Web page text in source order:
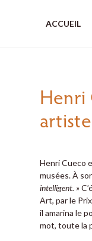
ACCUEIL
Henri
Henri Cueco
musées. À
intelligent. »
Art, par le
il amarina le
mot, toute la